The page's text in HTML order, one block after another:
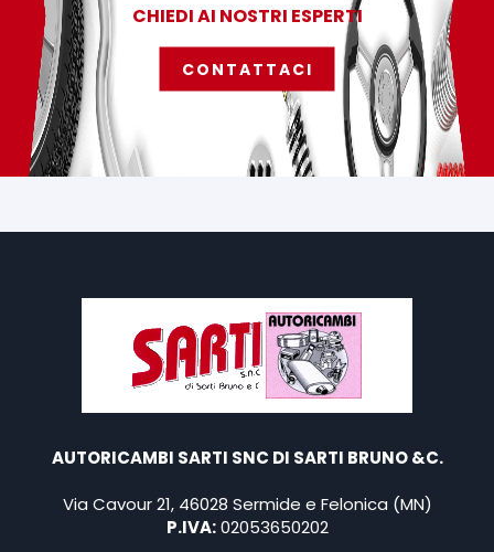
CHIEDI AI NOSTRI ESPERTI
CONTATTACI
AUTORICAMBI SARTI SNC DI SARTI BRUNO &C.
Via Cavour 21, 46028 Sermide e Felonica (MN)
P.IVA:02053650202